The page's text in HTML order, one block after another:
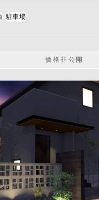
駐車場
価格非公開